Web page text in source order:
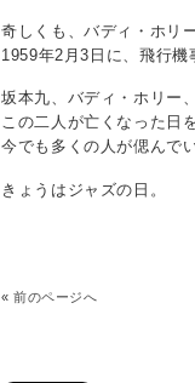
奇しくも、バディ・ホリ
1959年2月3日に、飛行機
坂本九、バディ・ホリー、
この二人が亡くなった日
今でも多くの人が偲んで
きょうはジャズの日。
«前のページへ